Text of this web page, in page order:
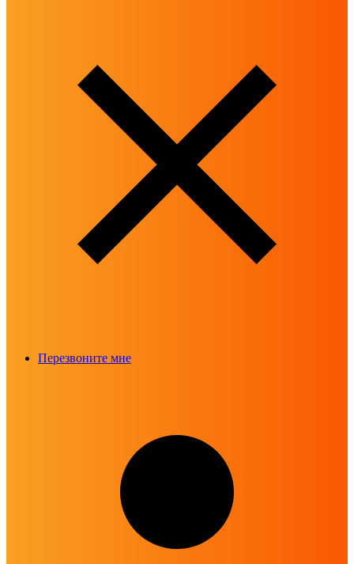
Перезвоните мне